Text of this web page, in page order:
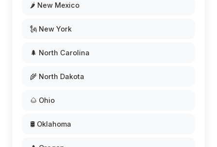
🌶️ New Mexico
🗽 New York
🌲 North Carolina
🌾 North Dakota
🌰 Ohio
🛢️ Oklahoma